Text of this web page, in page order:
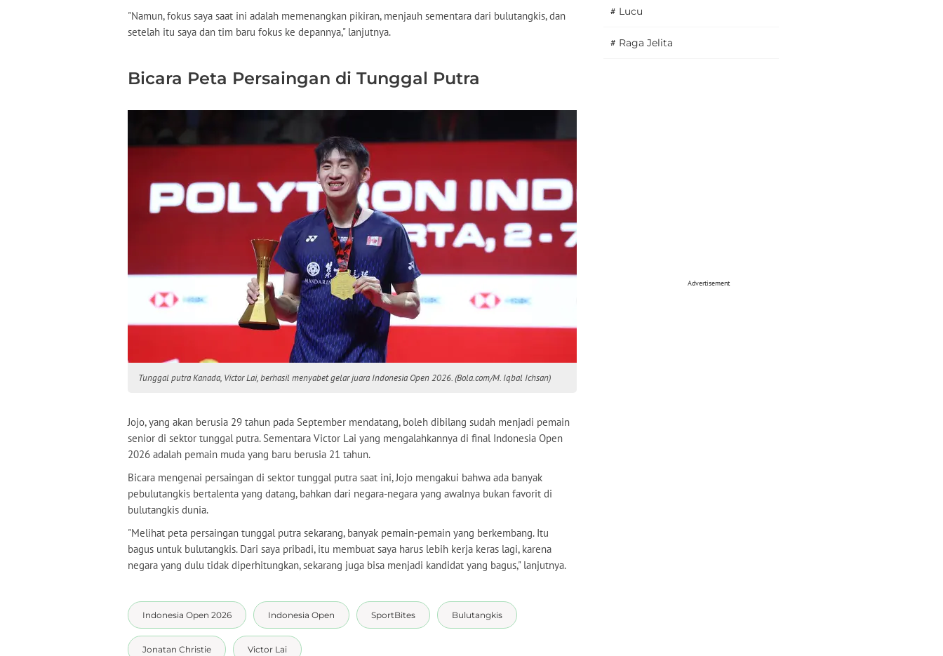
"Namun, fokus saya saat ini adalah memenangkan pikiran, menjauh sementara dari bulutangkis, dan
setelah itu saya dan tim baru fokus ke depannya," lanjutnya.
Bicara Peta Persaingan di Tunggal Putra
Tunggal putra Kanada, Victor Lai, berhasil menyabet gelar juara Indonesia Open 2026. (Bola.com/M. Iqbal Ichsan)
Jojo, yang akan berusia 29 tahun pada September mendatang, boleh dibilang sudah menjadi pemain
senior di sektor tunggal putra. Sementara Victor Lai yang mengalahkannya di final Indonesia Open
2026 adalah pemain muda yang baru berusia 21 tahun.
Bicara mengenai persaingan di sektor tunggal putra saat ini, Jojo mengakui bahwa ada banyak
pebulutangkis bertalenta yang datang, bahkan dari negara-negara yang awalnya bukan favorit di
bulutangkis dunia.
"Melihat peta persaingan tunggal putra sekarang, banyak pemain-pemain yang berkembang. Itu
bagus untuk bulutangkis. Dari saya pribadi, itu membuat saya harus lebih kerja keras lagi, karena
negara yang dulu tidak diperhitungkan, sekarang juga bisa menjadi kandidat yang bagus," lanjutnya.
Indonesia Open 2026 Indonesia Open SportBites Bulutangkis
Jonatan Christie Victor Lai
# Lucu
# Raga Jelita
Advertisement